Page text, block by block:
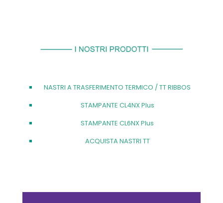
NASTRI A TRASFERIMENTO TERMICO / TT RIBBOS
STAMPANTE CL4NX Plus
STAMPANTE CL6NX Plus
ACQUISTA NASTRI TT